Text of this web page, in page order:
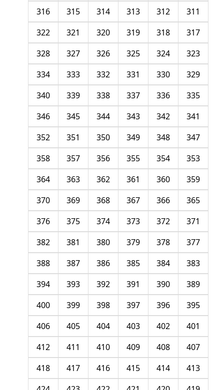
311
312
313
314
315
316
317
318
319
320
321
322
323
324
325
326
327
328
329
330
331
332
333
334
335
336
337
338
339
340
341
342
343
344
345
346
347
348
349
350
351
352
353
354
355
356
357
358
359
360
361
362
363
364
365
366
367
368
369
370
371
372
373
374
375
376
377
378
379
380
381
382
383
384
385
386
387
388
389
390
391
392
393
394
395
396
397
398
399
400
401
402
403
404
405
406
407
408
409
410
411
412
413
414
415
416
417
418